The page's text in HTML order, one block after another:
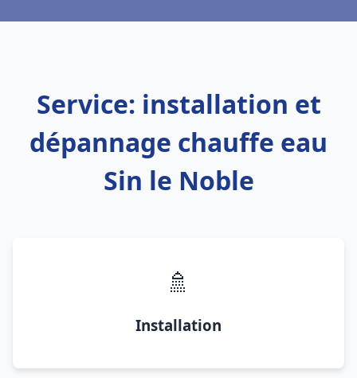
Service: installation et
dépannage chauffe eau
Sin le Noble
🚿
Installation